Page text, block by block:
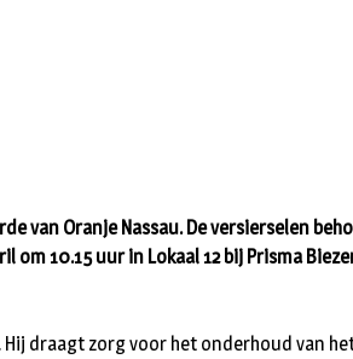
van Oranje Nassau. De
10.15 uur in Lokaal 12 bij Prisma
draagt zorg voor het onderhoud van